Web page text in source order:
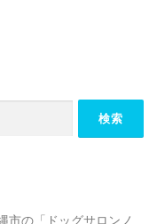
市の「ドッグサロンノ